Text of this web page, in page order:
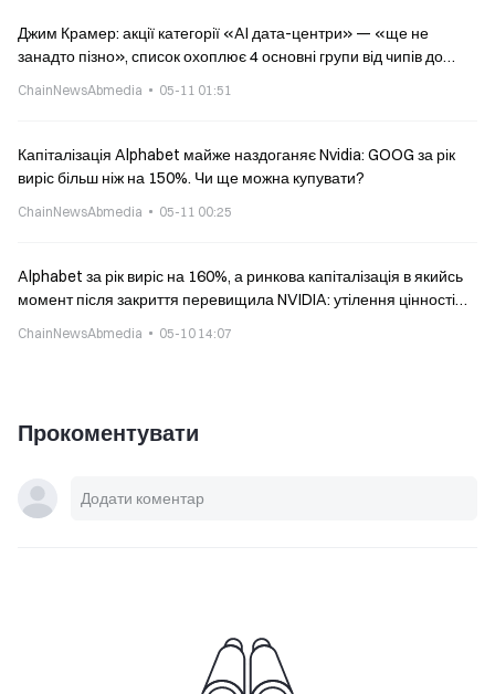
Джим Крамер: акції категорії «AI дата-центри» — «ще не
занадто пізно», список охоплює 4 основні групи від чипів до
ChainNewsAbmedia 05-11 01:51
Капіталізація Alphabet майже наздоганяє Nvidia: GOOG за рік
виріс більш ніж на 150%. Чи ще можна купувати?
ChainNewsAbmedia 05-11 00:25
Alphabet за рік виріс на 160%, а ринкова капіталізація в якийсь
момент після закриття перевищила NVIDIA: утілення цінності
ChainNewsAbmedia 05-10 14:07
Прокоментувати